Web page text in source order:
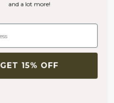
and a lot more!
GET 15% OFF